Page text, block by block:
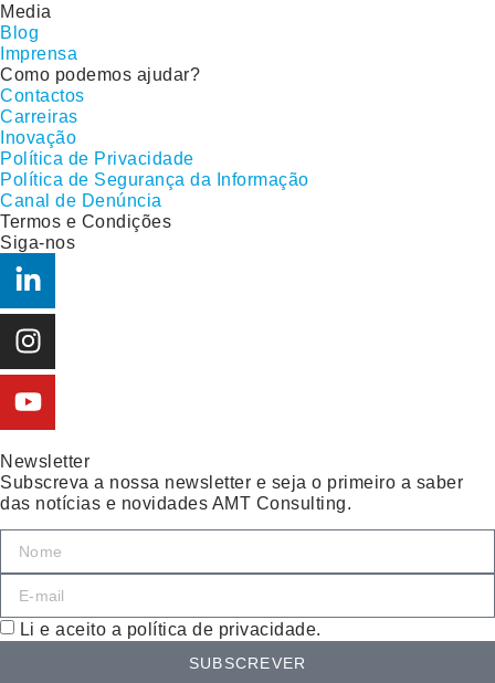
Media
Blog
Imprensa
Como podemos ajudar?
Contactos
Carreiras
Inovação
Política de Privacidade
Política de Segurança da Informação
Canal de Denúncia
Termos e Condições
Siga-nos
Newsletter
Subscreva a nossa newsletter e seja o primeiro a saber
das notícias e novidades AMT Consulting.
Li e aceito a política de privacidade.
SUBSCREVER